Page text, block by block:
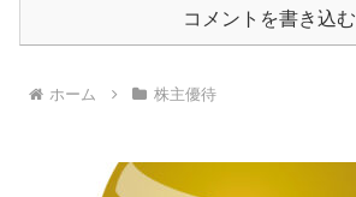
コメントを書き込む
ホーム 株主優待